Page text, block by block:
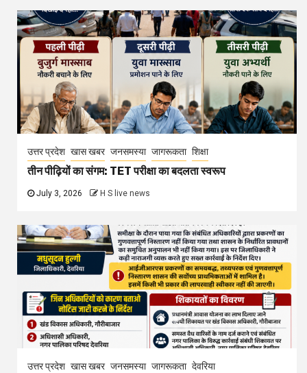
उत्तर प्रदेश खास खबर जनसमस्या जागरूकता शिक्षा
तीन पीढ़ियों का संगम: TET परीक्षा का बदलता स्वरूप
July 3, 2026 H S live news
उत्तर प्रदेश खास खबर जनसमस्या जागरूकता देवरिया